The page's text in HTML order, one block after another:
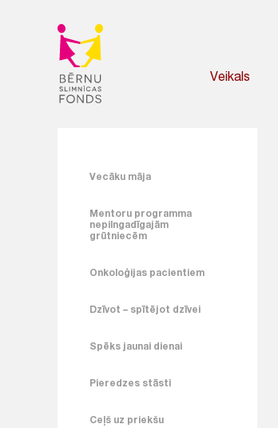
Veikals
Vecāku māja
Mentoru programma
nepilngadīgajām
grūtniecēm
Onkoloģijas pacientiem
Dzīvot – spītējot dzīvei
Spēks jaunai dienai
Pieredzes stāsti
Ceļš uz priekšu